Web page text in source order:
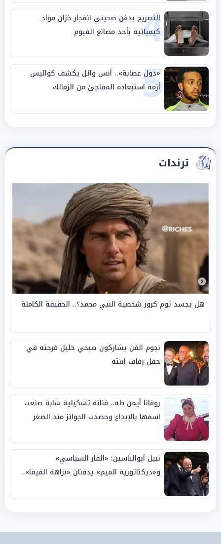
4
التصريح بدفن ضحيتي انفجار خزان مواد
كيميائية بأحد مصانع الفيوم
5
«دول عصابة».. أنس وائل يكشف كواليس
أزمة استبعاده المفاجئ من الزمالك
ترندات
هل يجسد توم كروز شخصية النبي محمد؟.. الحقيقة الكاملة
نجوم الفن يشاركون صبحي خليل فرحته في
حفل زفاف ابنته
روفانا أيمن طه.. فنانة تشكيلية شابة صنعت
اسمها بالإبداع وحصدت الجوائز منذ الصغر
نبيل أبوالياسين: «الفار السياسي»
و«ديكتاتورية الميم» يدفنان «نزاهة الفيفا»..